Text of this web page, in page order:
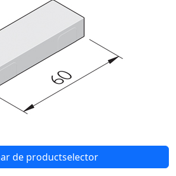
de productselector